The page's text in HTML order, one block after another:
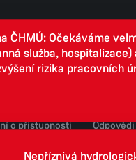
o přístupnosti
ČHMÚ: Očekáváme
služba,
rizika pracovních
Nepříznivá